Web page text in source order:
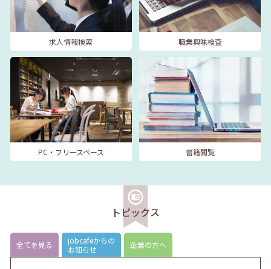
求人情報検索 職業興味検査
PC・フリースペース 書籍閲覧
トピックス
全てを見る
jobcafeからの
お知らせ
企業の方へ